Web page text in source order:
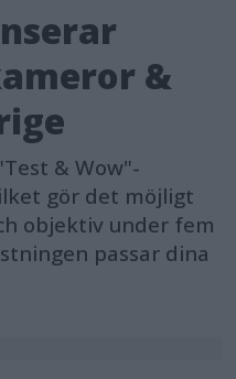
&
& Wow"-
gör det möjligt
objektiv under fem
passar dina